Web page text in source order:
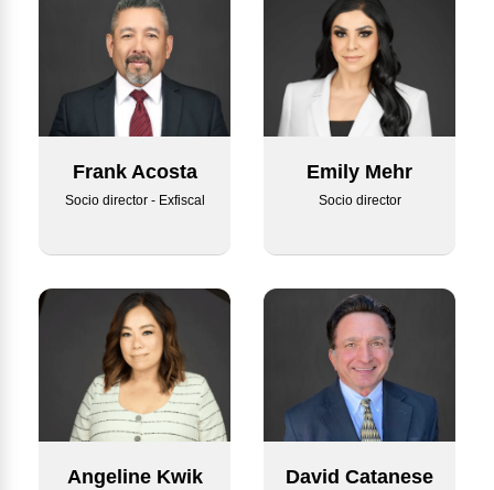
Frank Acosta
Socio director - Exfiscal
Emily Mehr
Socio director
Angeline Kwik David Catanese